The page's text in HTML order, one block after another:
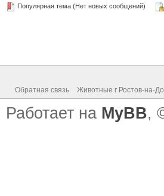
Популярная тема (Нет новых сообщений)
Обратная связь Животные г Ростов-на-
Работает на MyBB,